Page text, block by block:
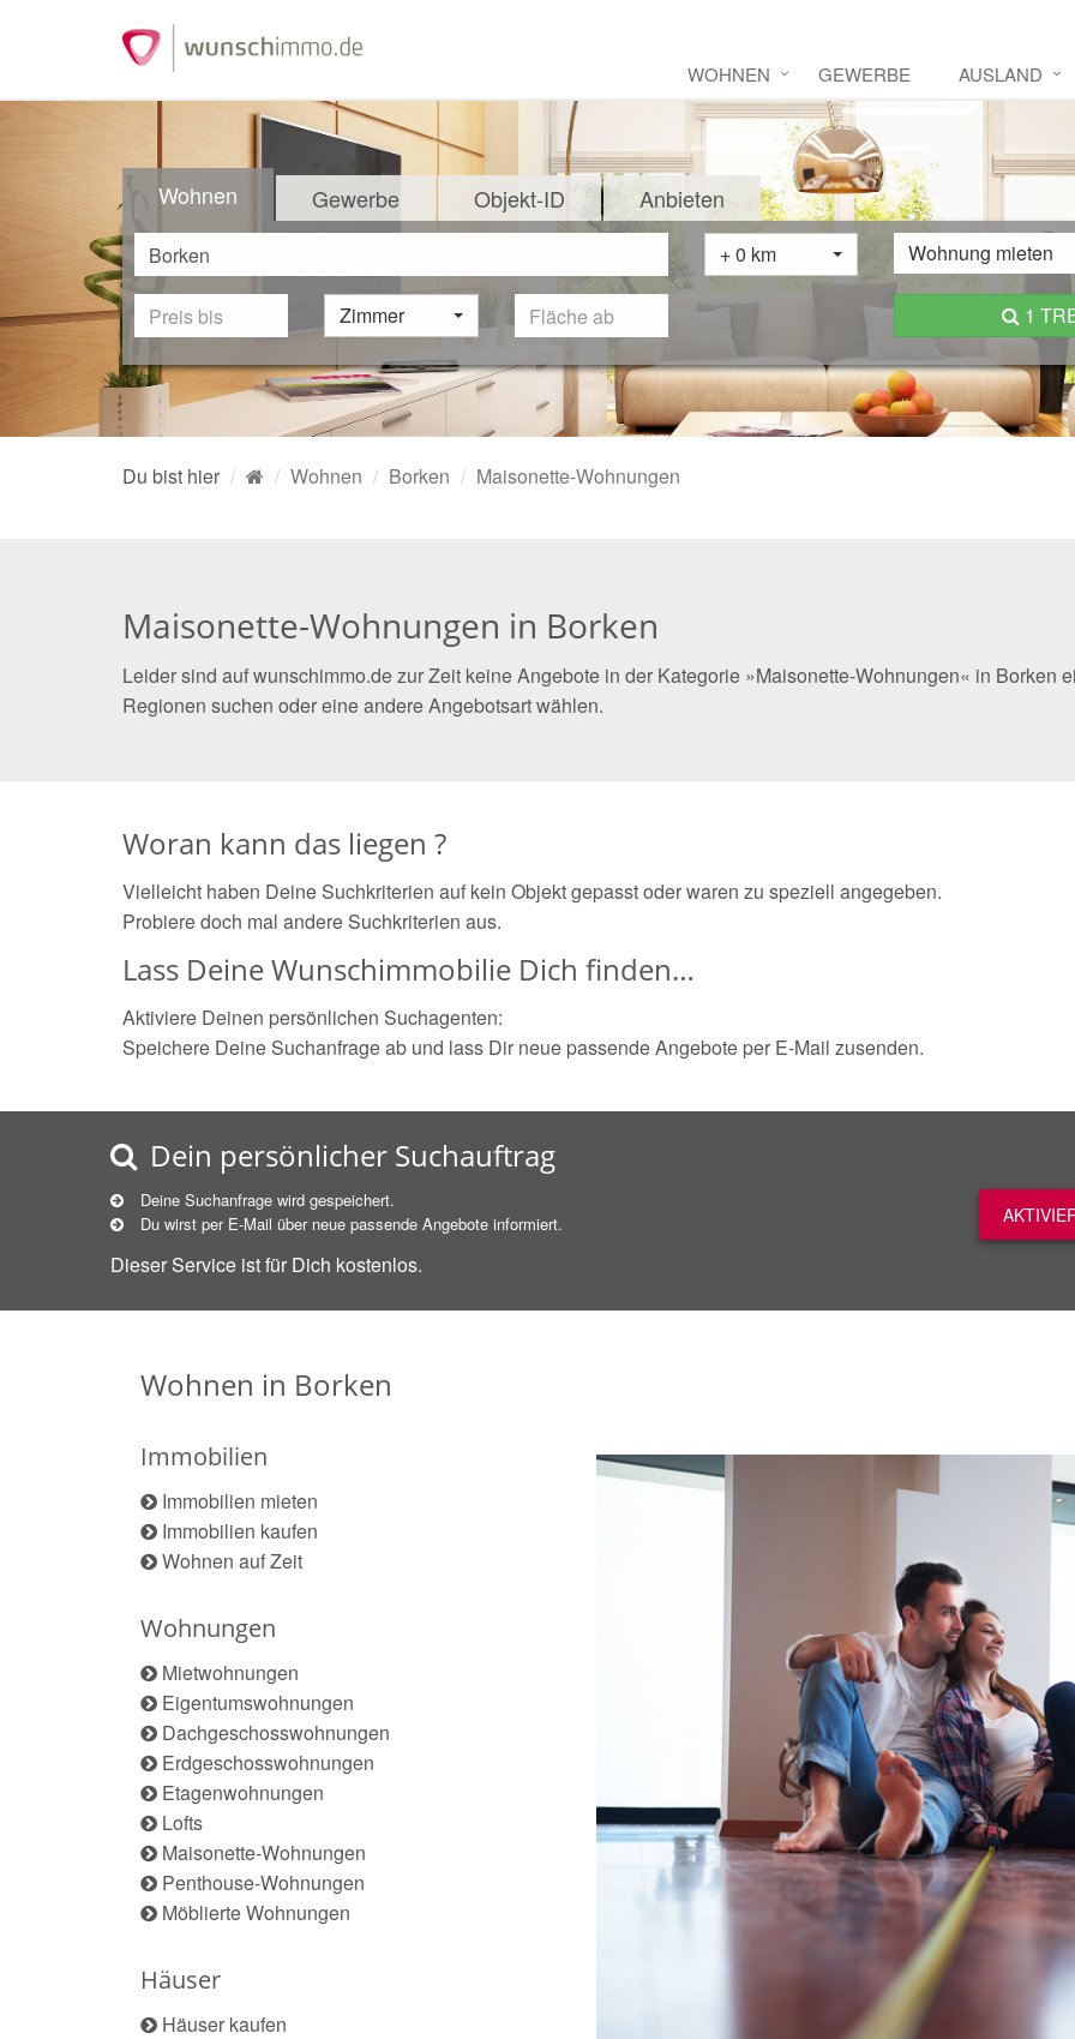
WOHNEN GEWERBE AUSLAND
Wohnen Gewerbe Objekt-ID Anbieten
+ 0 km Wohnung mieten
Zimmer 1
Du bist hier Wohnen Borken Maisonette-Wohnungen
Maisonette-Wohnungen in Borken
Leider sind auf wunschimmo.de zur Zeit keine Angebote in der Kategorie »Maisonette-Wohnungen« in Borken
Regionen suchen oder eine andere Angebotsart wählen.
Woran kann das liegen ?
Vielleicht haben Deine Suchkriterien auf kein Objekt gepasst oder waren zu speziell angegeben.
Probiere doch mal andere Suchkriterien aus.
Lass Deine Wunschimmobilie Dich finden…
Aktiviere Deinen persönlichen Suchagenten:
Speichere Deine Suchanfrage ab und lass Dir neue passende Angebote per E-Mail zusenden.
Dein persönlicher Suchauftrag
Deine Suchanfrage wird gespeichert.
Du wirst per E-Mail über neue passende Angebote informiert.
Dieser Service ist für Dich kostenlos.
Wohnen in Borken
Immobilien
Immobilien mieten
Immobilien kaufen
Wohnen auf Zeit
Wohnungen
Mietwohnungen
Eigentumswohnungen
Dachgeschosswohnungen
Erdgeschosswohnungen
Etagenwohnungen
Lofts
Maisonette-Wohnungen
Penthouse-Wohnungen
Möblierte Wohnungen
Häuser
Häuser kaufen